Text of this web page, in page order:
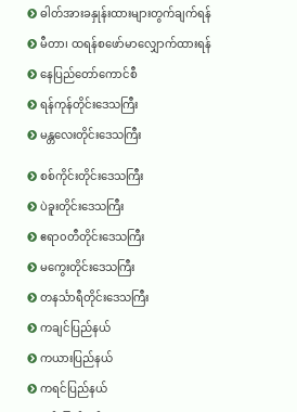
ဓါတ်အားခနှုန်းထားများတွက်ချက်ရန်
မီတာ၊ ထရန်စဖော်မာလျှောက်ထားရန်
နေပြည်တော်ကောင်စီ
ရန်ကုန်တိုင်းဒေသကြီး
မန္တလေးတိုင်းဒေသကြီး
စစ်ကိုင်းတိုင်းဒေသကြီး
ပဲခူးတိုင်းဒေသကြီး
ဧရာ၀တီတိုင်းဒေသကြီး
မကွေးတိုင်းဒေသကြီး
တနင်္သာရီတိုင်းဒေသကြီး
ကချင်ပြည်နယ်
ကယားပြည်နယ်
ကရင်ပြည်နယ်